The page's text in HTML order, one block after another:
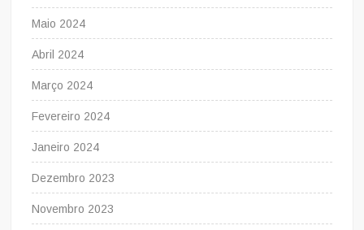
Maio 2024
Abril 2024
Março 2024
Fevereiro 2024
Janeiro 2024
Dezembro 2023
Novembro 2023